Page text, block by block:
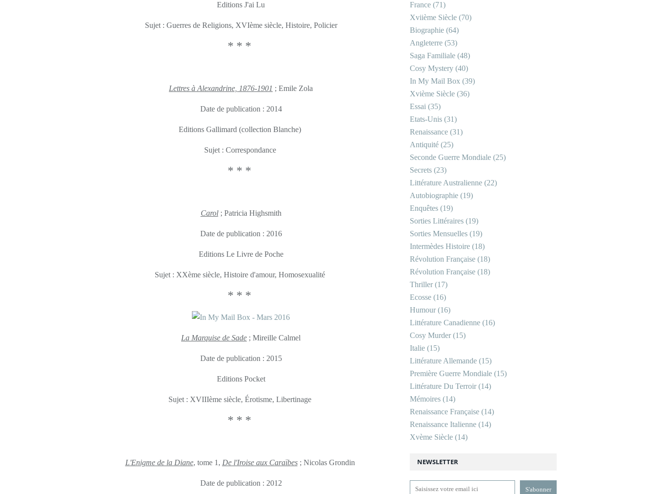
Editions J'ai Lu
Sujet : Guerres de Religions, XVIème siècle, Histoire, Policier
* * *
Lettres à Alexandrine, 1876-1901 ; Emile Zola
Date de publication : 2014
Editions Gallimard (collection Blanche)
Sujet : Correspondance
* * *
Carol; Patricia Highsmith
Date de publication : 2016
Editions Le Livre de Poche
Sujet : XXème siècle, Histoire d'amour, Homosexualité
* * *
La Marquise de Sade ; Mireille Calmel
Date de publication : 2015
Editions Pocket
Sujet : XVIIIème siècle, Érotisme, Libertinage
* * *
L'Enigme de la Diane, tome 1, De l'Iroise aux Caraïbes; Nicolas Grondin
Date de publication : 2012
NEWSLETTER
France (71)
Xviième Siècle (70)
Biographie (64)
Angleterre (53)
Saga Familiale (48)
Cosy Mystery (40)
In My Mail Box (39)
Xvième Siècle (36)
Essai (35)
Etats-Unis (31)
Renaissance (31)
Antiquité (25)
Seconde Guerre Mondiale (25)
Secrets (23)
Littérature Australienne (22)
Autobiographie (19)
Enquêtes (19)
Sorties Littéraires (19)
Sorties Mensuelles (19)
Intermèdes Histoire (18)
Révolution Française (18)
Révolution Française (18)
Thriller(17)
Ecosse (16)
Humour(16)
Littérature Canadienne (16)
Cosy Murder(15)
Italie (15)
Littérature Allemande (15)
Première Guerre Mondiale (15)
Littérature Du Terroir(14)
Mémoires (14)
Renaissance Française (14)
Renaissance Italienne (14)
Xvème Siècle (14)